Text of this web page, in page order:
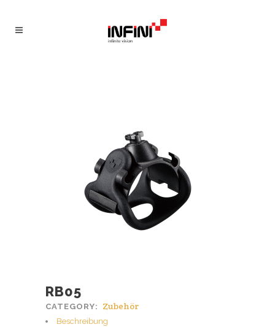
RB05
CATEGORY: Zubehör
Beschreibung